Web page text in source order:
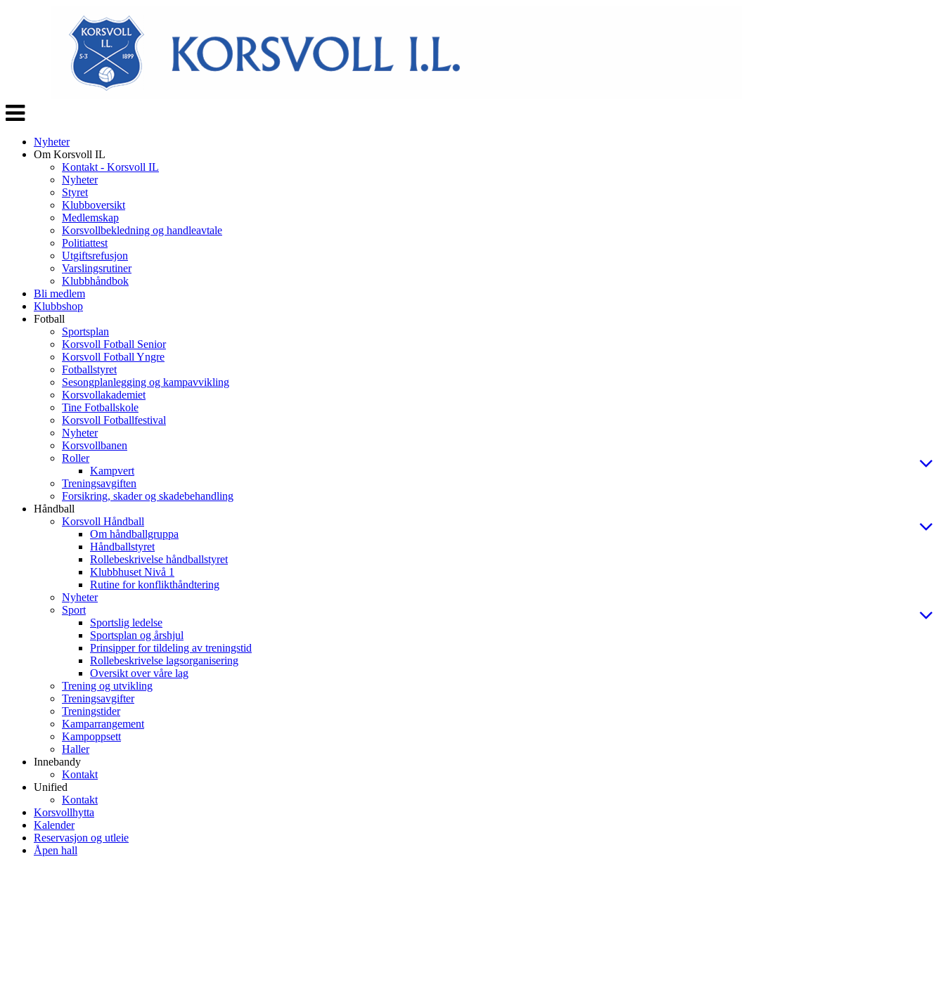
Veksle
navigasjon
Nyheter
Om Korsvoll IL
Kontakt - Korsvoll IL
Nyheter
Styret
Klubboversikt
Medlemskap
Korsvollbekledning og handleavtale
Politiattest
Utgiftsrefusjon
Varslingsrutiner
Klubbhåndbok
Bli medlem
Klubbshop
Fotball
Sportsplan
Korsvoll Fotball Senior
Korsvoll Fotball Yngre
Fotballstyret
Sesongplanlegging og kampavvikling
Korsvollakademiet
Tine Fotballskole
Korsvoll Fotballfestival
Nyheter
Korsvollbanen
Roller
Kampvert
Treningsavgiften
Forsikring, skader og skadebehandling
Håndball
Korsvoll Håndball
Om håndballgruppa
Håndballstyret
Rollebeskrivelse håndballstyret
Klubbhuset Nivå 1
Rutine for konflikthåndtering
Nyheter
Sport
Sportslig ledelse
Sportsplan og årshjul
Prinsipper for tildeling av treningstid
Rollebeskrivelse lagsorganisering
Oversikt over våre lag
Trening og utvikling
Treningsavgifter
Treningstider
Kamparrangement
Kampoppsett
Haller
Innebandy
Kontakt
Unified
Kontakt
Korsvollhytta
Kalender
Reservasjon og utleie
Åpen hall